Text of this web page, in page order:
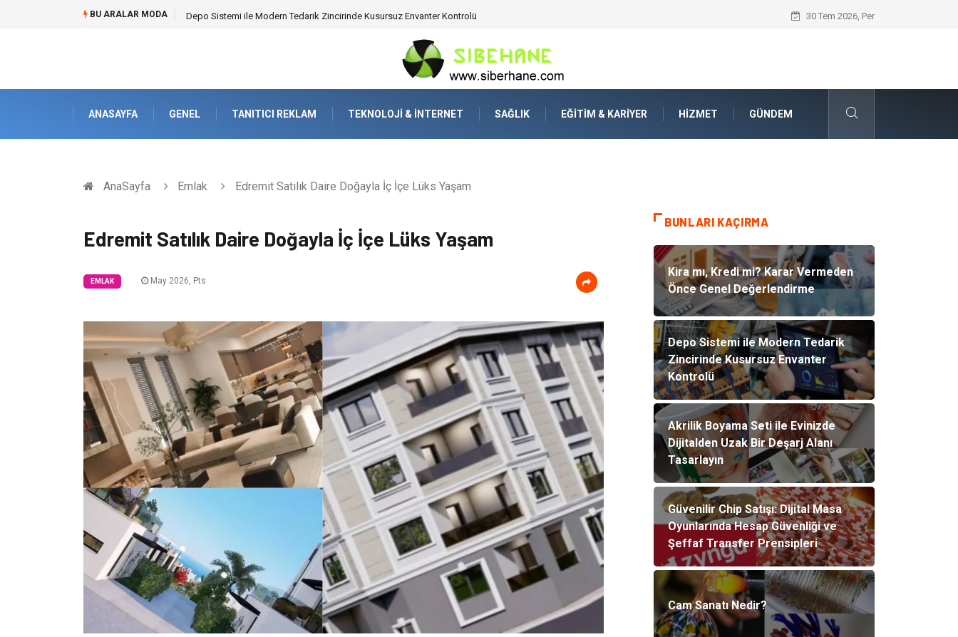
BU ARALAR MODA Depo Sistemi ile Modern Tedarik Zincirinde Kusursuz Envanter Kontrolü Akrilik Boyama Seti ile Evinizde
30 Tem 2026, Per
ANASAYFA GENEL TANITICI REKLAM TEKNOLOJI & İNTERNET SAĞLIK EĞITIM & KARIYER HIZMET GÜNDEM
AnaSayfa Emlak Edremit Satılık Daire Doğayla İç İçe Lüks Yaşam
Edremit Satılık Daire Doğayla İç İçe Lüks Yaşam
EMLAK May 2026, Pts
BUNLARI KAÇIRMA
Kira mı, Kredi mi? Karar Vermeden
Önce Genel Değerlendirme
Depo Sistemi ile Modern Tedarik
Zincirinde Kusursuz Envanter
Kontrolü
Akrilik Boyama Seti ile Evinizde
Dijitalden Uzak Bir Deşarj Alanı
Tasarlayın
Güvenilir Chip Satışı: Dijital Masa
Oyunlarında Hesap Güvenliği ve
Şeffaf Transfer Prensipleri
Cam Sanatı Nedir?